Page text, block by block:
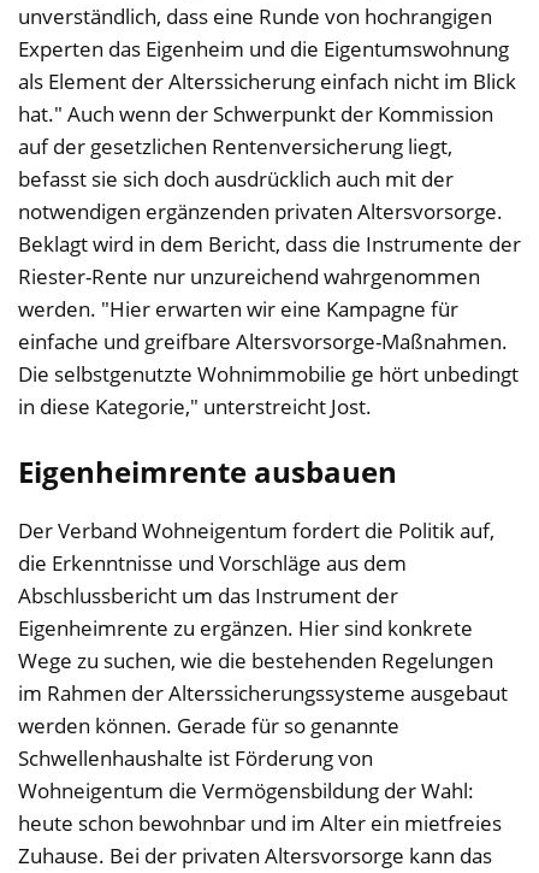
unverständlich, dass eine Runde von hochrangigen
Experten das Eigenheim und die Eigentumswohnung
als Element der Alterssicherung einfach nicht im Blick
hat." Auch wenn der Schwerpunkt der Kommission
auf der gesetzlichen Rentenversicherung liegt,
befasst sie sich doch ausdrücklich auch mit der
notwendigen ergänzenden privaten Altersvorsorge.
Beklagt wird in dem Bericht, dass die Instrumente der
Riester-Rente nur unzureichend wahrgenommen
werden. "Hier erwarten wir eine Kampagne für
einfache und greifbare Altersvorsorge-Maßnahmen.
Die selbstgenutzte Wohnimmobilie ge hört unbedingt
in diese Kategorie," unterstreicht Jost.
Eigenheimrente ausbauen
Der Verband Wohneigentum fordert die Politik auf,
die Erkenntnisse und Vorschläge aus dem
Abschlussbericht um das Instrument der
Eigenheimrente zu ergänzen. Hier sind konkrete
Wege zu suchen, wie die bestehenden Regelungen
im Rahmen der Alterssicherungssysteme ausgebaut
werden können. Gerade für so genannte
Schwellenhaushalte ist Förderung von
Wohneigentum die Vermögensbildung der Wahl:
heute schon bewohnbar und im Alter ein mietfreies
Zuhause. Bei der privaten Altersvorsorge kann das